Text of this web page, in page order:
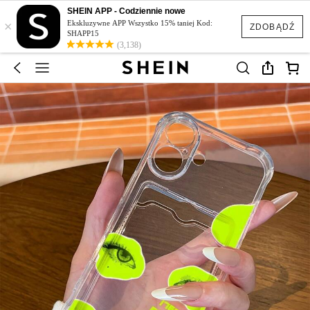
ZDOBĄDŹ
×
SHEIN APP - Codziennie nowe
Ekskluzywne APP Wszystko 15% taniej Kod:
SHAPP15
(3,138)